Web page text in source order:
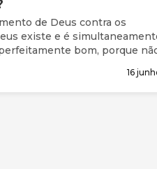
de Deus contra os
existe e é
bom, porque
16